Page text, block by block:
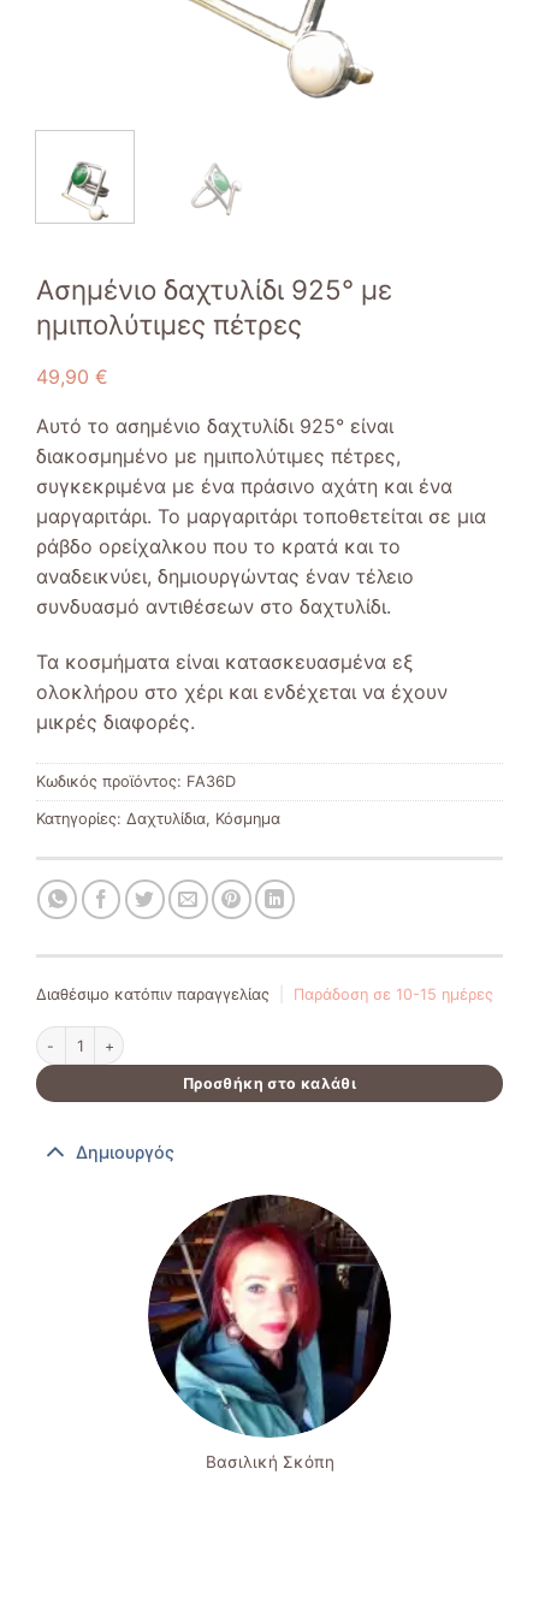
Ασημένιο δαχτυλίδι 925° με
ημιπολύτιμες πέτρες
49,90 €
Αυτό το ασημένιο δαχτυλίδι 925° είναι
διακοσμημένο με ημιπολύτιμες πέτρες,
συγκεκριμένα με ένα πράσινο αχάτη και ένα
μαργαριτάρι. Το μαργαριτάρι τοποθετείται σε μια
ράβδο ορείχαλκου που το κρατά και το
αναδεικνύει, δημιουργώντας έναν τέλειο
συνδυασμό αντιθέσεων στο δαχτυλίδι.
Τα κοσμήματα είναι κατασκευασμένα εξ
ολοκλήρου στο χέρι και ενδέχεται να έχουν
μικρές διαφορές.
Κωδικός προϊόντος: FA36D
Κατηγορίες: Δαχτυλίδια, Κόσμημα
Διαθέσιμο κατόπιν παραγγελίας Παράδοση σε 10-15 ημέρες
Ασημένιο δαχτυλίδι 925° με ημιπολύτιμες πέτρες ποσότητα
Προσθήκη στο καλάθι
Δημιουργός
Βασιλική Σκόπη